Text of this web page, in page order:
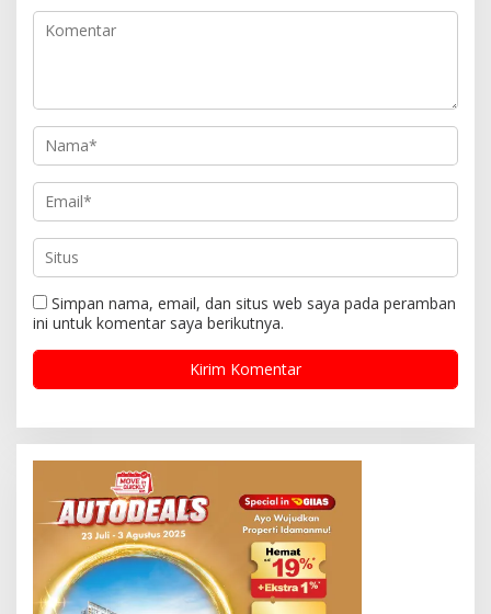
Simpan nama, email, dan situs web saya pada peramban
ini untuk komentar saya berikutnya.